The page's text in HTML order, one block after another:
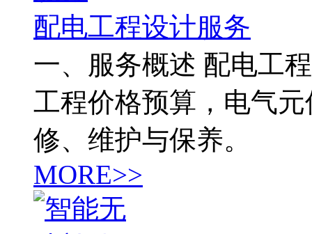
配电工程设计服务
一、服务概述 配电工
工程价格预算，电气
修、维护与保养。
MORE>>